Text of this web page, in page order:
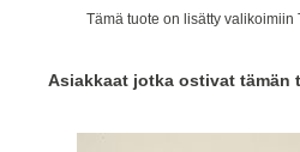
Tämä tuote on lisätty valikoimiin
Asiakkaat jotka ostivat tämän